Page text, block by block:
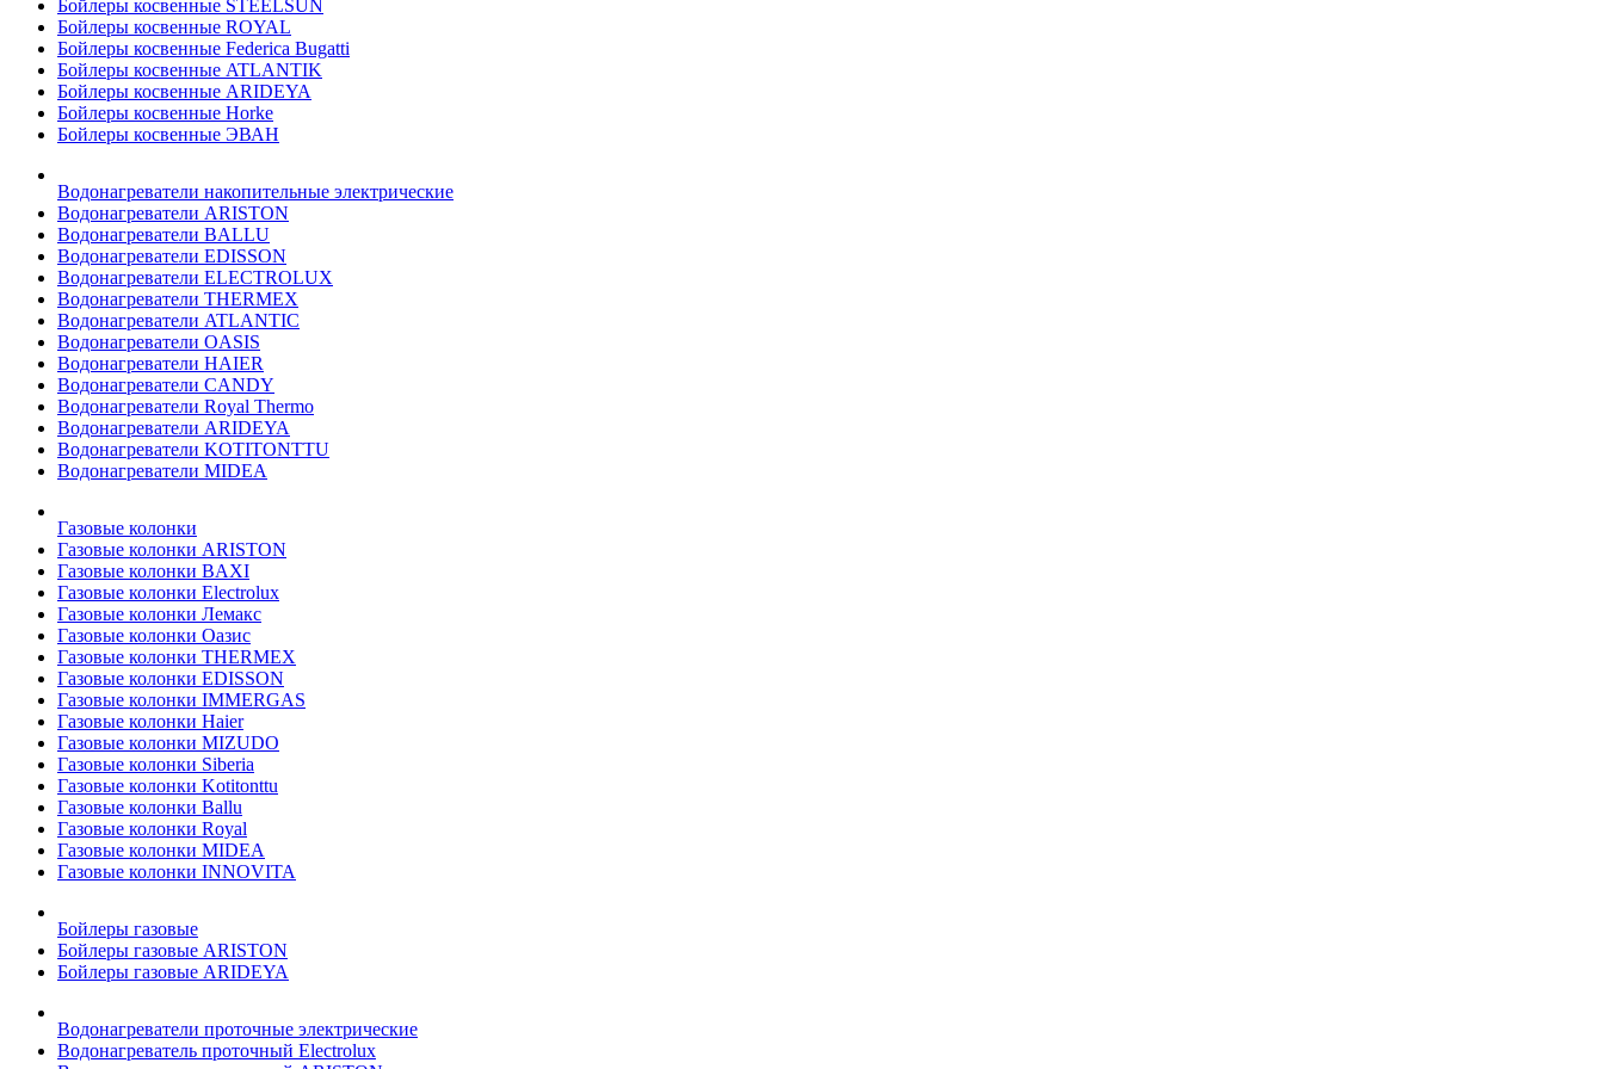
Бойлеры косвенные STEELSUN
Бойлеры косвенные ROYAL
Бойлеры косвенные Federica Bugatti
Бойлеры косвенные ATLANTIK
Бойлеры косвенные ARIDEYA
Бойлеры косвенные Horke
Бойлеры косвенные ЭВАН
Водонагреватели накопительные электрические
Водонагреватели ARISTON
Водонагреватели BALLU
Водонагреватели EDISSON
Водонагреватели ELECTROLUX
Водонагреватели THERMEX
Водонагреватели ATLANTIC
Водонагреватели OASIS
Водонагреватели HAIER
Водонагреватели CANDY
Водонагреватели Royal Thermo
Водонагреватели ARIDEYA
Водонагреватели KOTITONTTU
Водонагреватели MIDEA
Газовые колонки
Газовые колонки ARISTON
Газовые колонки BAXI
Газовые колонки Electrolux
Газовые колонки Лемакс
Газовые колонки Оазис
Газовые колонки THERMEX
Газовые колонки EDISSON
Газовые колонки IMMERGAS
Газовые колонки Haier
Газовые колонки MIZUDO
Газовые колонки Siberia
Газовые колонки Kotitonttu
Газовые колонки Ballu
Газовые колонки Royal
Газовые колонки MIDEA
Газовые колонки INNOVITA
Бойлеры газовые
Бойлеры газовые ARISTON
Бойлеры газовые ARIDEYA
Водонагреватели проточные электрические
Водонагреватель проточный Electrolux